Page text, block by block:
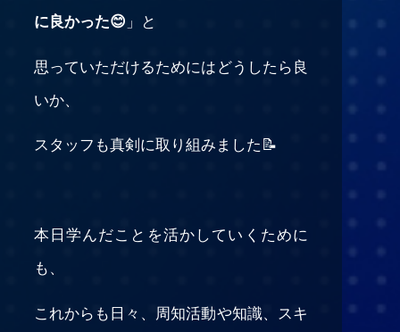
に良かった😊 」と
思っていただけるためにはどうしたら良
いか、
スタッフも真剣に取り組みました📝
本日学んだことを活かしていくために
も、
これからも日々、周知活動や知識、スキ